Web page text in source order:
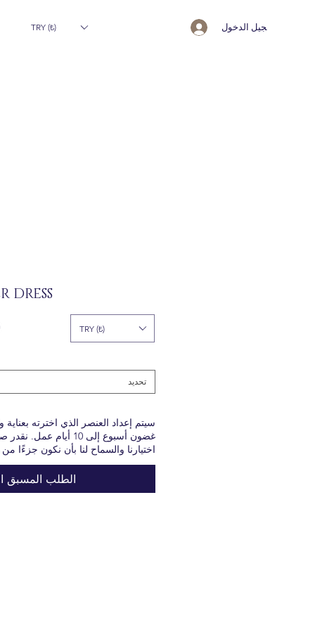
TRY (₺) تسجيل الدخول
DRESS
تحديد
سيتم إعداد العنصر الذي اخترته
غضون أسبوع إلى 10
اختيارنا والسماح لنا بأن نكون جزءًا
الطلب المسبق
TRY (₺)